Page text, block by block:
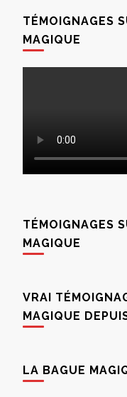
TÉMOIGNAGES
MAGIQUE
TÉMOIGNAGES
MAGIQUE
VRAI
MAGIQUE
LA BAGUE